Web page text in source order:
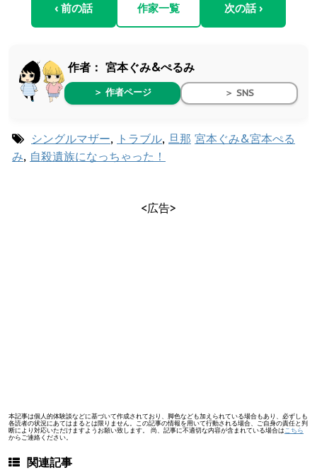
‹ 前の話 作家一覧 次の話 ›
作者： 宮本ぐみ&ぺるみ
＞ 作者ページ ＞ SNS
シングルマザー, トラブル, 旦那 宮本ぐみ&宮本ぺる
み, 自殺遺族になっちゃった！
<広告>
本記事は個人的体験談などに基づいて作成されており、脚色なども加えられている場合もあり、必ずしも
各読者の状況にあてはまるとは限りません。この記事の情報を用いて行動される場合、ご自身の責任と判
断により対応いただけますようお願い致します。 尚、記事に不適切な内容が含まれている場合は こちら
からご連絡ください。
関連記事